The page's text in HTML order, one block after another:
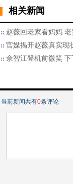
相关新闻
赵薇回老家看妈妈
官媒揭开赵薇真实现
佘智江登机前微笑
当前新闻共有0条评论